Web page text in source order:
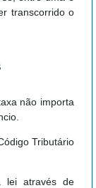
transcorrido o
não importa
Tributário
lei através de